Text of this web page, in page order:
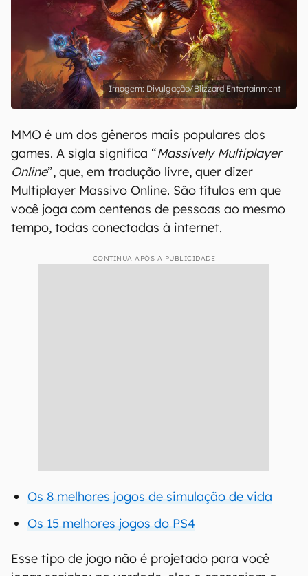
Divulgação/Blizzard Entertainment
MMO é um dos gêneros mais populares dos
games. A sigla significa “Massively Multiplayer
Online”, que, em tradução livre, quer dizer
Multiplayer Massivo Online. São títulos em que
você joga com centenas de pessoas ao mesmo
tempo, todas conectadas à internet.
CONTINUA APÓS A PUBLICIDADE
Os 8 melhores jogos de simulação de vida
Os 15 melhores jogos do PS4
Esse tipo de jogo não é projetado para você